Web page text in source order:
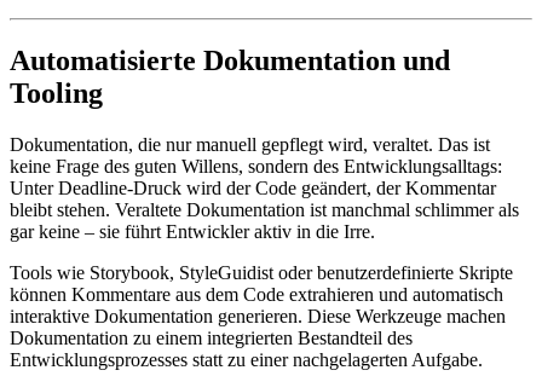
Automatisierte Dokumentation und
Tooling
Dokumentation, die nur manuell gepflegt wird, veraltet. Das ist
keine Frage des guten Willens, sondern des Entwicklungsalltags:
Unter Deadline-Druck wird der Code geändert, der Kommentar
bleibt stehen. Veraltete Dokumentation ist manchmal schlimmer als
gar keine – sie führt Entwickler aktiv in die Irre.
Tools wie Storybook, StyleGuidist oder benutzerdefinierte Skripte
können Kommentare aus dem Code extrahieren und automatisch
interaktive Dokumentation generieren. Diese Werkzeuge machen
Dokumentation zu einem integrierten Bestandteil des
Entwicklungsprozesses statt zu einer nachgelagerten Aufgabe.